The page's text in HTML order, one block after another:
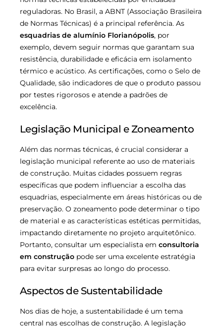
reguladoras. No Brasil, a ABNT (Associação Brasileira
de Normas Técnicas) é a principal referência. As
esquadrias de alumínio Florianópolis, por
exemplo, devem seguir normas que garantam sua
resistência, durabilidade e eficácia em isolamento
térmico e acústico. As certificações, como o Selo de
Qualidade, são indicadores de que o produto passou
por testes rigorosos e atende a padrões de
excelência.
Legislação Municipal e Zoneamento
Além das normas técnicas, é crucial considerar a
legislação municipal referente ao uso de materiais
de construção. Muitas cidades possuem regras
específicas que podem influenciar a escolha das
esquadrias, especialmente em áreas históricas ou de
preservação. O zoneamento pode determinar o tipo
de material e as características estéticas permitidas,
impactando diretamente no projeto arquitetônico.
Portanto, consultar um especialista em consultoria
em construção pode ser uma excelente estratégia
para evitar surpresas ao longo do processo.
Aspectos de Sustentabilidade
Nos dias de hoje, a sustentabilidade é um tema
central nas escolhas de construção. A legislação